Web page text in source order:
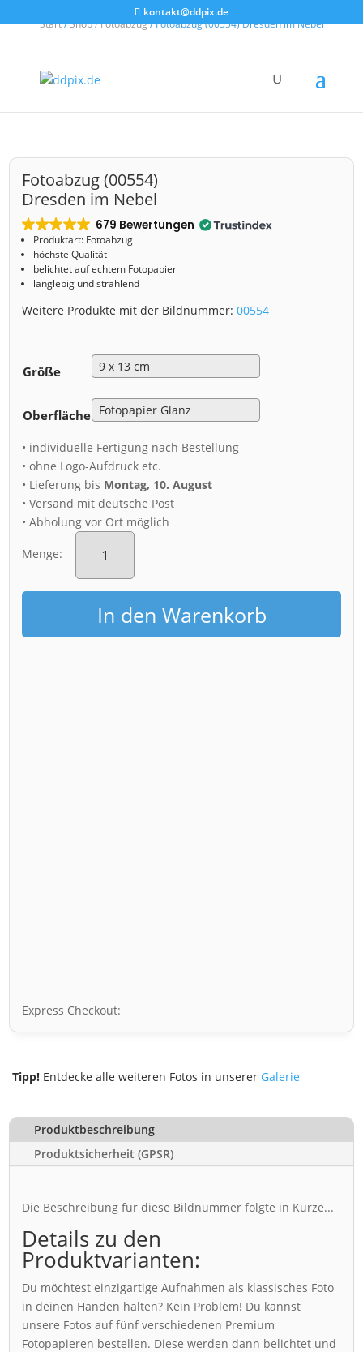
kontakt@ddpix.de
Start/Shop/Fotoabzug/ Fotoabzug (00554) Dresden im Nebel
Fotoabzug (00554)
Dresden im Nebel
679 Bewertungen
Produktart: Fotoabzug
höchste Qualität
belichtet auf echtem Fotopapier
langlebig und strahlend
Weitere Produkte mit der Bildnummer:00554
Größe
Oberfläche
• individuelle Fertigung nach Bestellung
• ohne Logo-Aufdruck etc.
• Lieferung bis Montag, 10. August
• Versand mit deutsche Post
• Abholung vor Ort möglich
Menge:
Fotoabzug
(00554)
im
Nebel
MengeIn den Warenkorb
Express Checkout:
Tipp! Entdecke alle weiteren Fotos in unserer Galerie
Produktbeschreibung
Produktsicherheit (GPSR)
Die Beschreibung für diese Bildnummer folgte in Kürze...
Details zu den
Produktvarianten:
Du möchtest einzigartige Aufnahmen als klassisches Foto
in deinen Händen halten? Kein Problem! Du kannst
unsere Fotos auf fünf verschiedenen Premium
Fotopapieren bestellen. Diese werden dann belichtet und